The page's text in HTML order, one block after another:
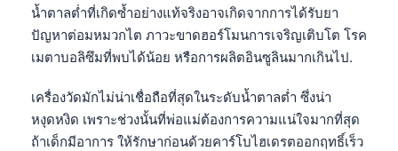
น้ำตาลต่ำที่เกิดซ้ำอย่างแท้จริงอาจเกิดจากการได้รับยา
ปัญหาต่อมหมวกไต ภาวะขาดฮอร์โมนการเจริญเติบโต โรค
เมตาบอลิซึมที่พบได้น้อย หรือการผลิตอินซูลินมากเกินไป.
เครื่องวัดมักไม่น่าเชื่อถือที่สุดในระดับน้ำตาลต่ำ ซึ่งน่า
หงุดหงิด เพราะช่วงนั้นที่พ่อแม่ต้องการความแน่ใจมากที่สุด
ถ้าเด็กมีอาการ ให้รักษาก่อนด้วยคาร์โบไฮเดรตออกฤทธิ์เร็ว
Galego
Latviešu valoda
Euskara
Gàidhlig